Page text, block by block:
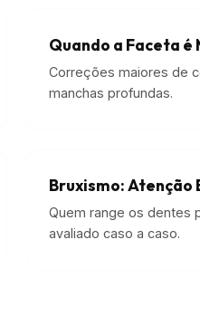
Quando a Faceta é
Correções maiores de
manchas profundas.
Bruxismo: Atenção
Quem range os dentes
avaliado caso a caso.